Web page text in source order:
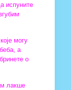
испуните
могу
а
о
лакше